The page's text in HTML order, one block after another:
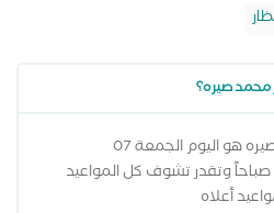
محمد صيره؟
أقرب ميعاد لدكتور محمد صيره هو اليوم الجمعة 07
اغسطس 2026 من 10:00 صباحاً وتقدر تشوف كل المواعيد
أعلاه